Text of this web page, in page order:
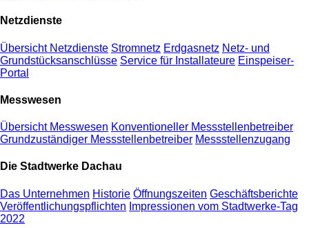
Netzdienste
Übersicht Netzdienste Stromnetz Erdgasnetz Netz- und
Grundstücksanschlüsse Service für Installateure Einspeiser-
Portal
Messwesen
Übersicht Messwesen Konventioneller Messstellenbetreiber
Grundzuständiger Messstellenbetreiber Messstellenzugang
Die Stadtwerke Dachau
Das Unternehmen Historie Öffnungszeiten Geschäftsberichte
Veröffentlichungspflichten Impressionen vom Stadtwerke-Tag
2022